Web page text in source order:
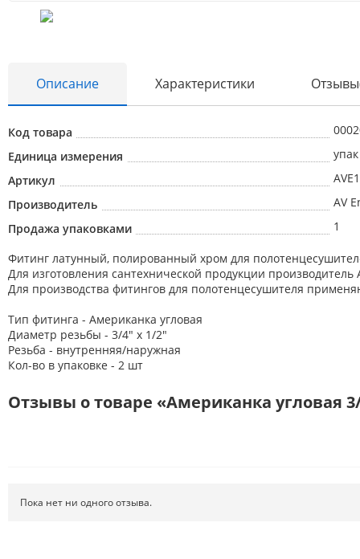
Описание Характеристики
Код товара
Единица измерения
упак
Артикул
Производитель
AV
Продажа упаковками
1
Фитинг латунный, полированный хром для
Для изготовления сантехнической продукции
Для производства фитингов для полотенцесушителя
Тип фитинга - Американка угловая
Диаметр резьбы - 3/4" х 1/2"
Резьба - внутренняя/наружная
Кол-во в упаковке - 2 шт
Отзывы о товаре «Американка угловая
Пока нет ни одного отзыва.